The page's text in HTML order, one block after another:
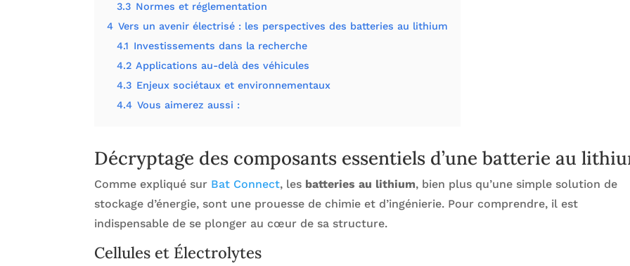
3.3 Normes et réglementation
4 Vers un avenir électrisé : les perspectives des batteries au lithium
4.1 Investissements dans la recherche
4.2 Applications au-delà des véhicules
4.3 Enjeux sociétaux et environnementaux
4.4 Vous aimerez aussi :
Décryptage des composants essentiels d’une batterie au
Comme expliqué sur Bat Connect, les batteries au lithium, bien plus qu’une simple solution de
stockage d’énergie, sont une prouesse de chimie et d’ingénierie. Pour comprendre, il est
indispensable de se plonger au cœur de sa structure.
Cellules et Électrolytes